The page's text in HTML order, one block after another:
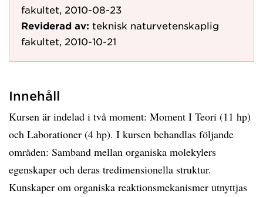
fakultet, 2010-08-23
Reviderad av: teknisk naturvetenskaplig
fakultet, 2010-10-21
Innehåll
Kursen är indelad i två moment: Moment I Teori (11 hp)
och Laborationer (4 hp). I kursen behandlas följande
områden: Samband mellan organiska molekylers
egenskaper och deras tredimensionella struktur.
Kunskaper om organiska reaktionsmekanismer utnyttjas